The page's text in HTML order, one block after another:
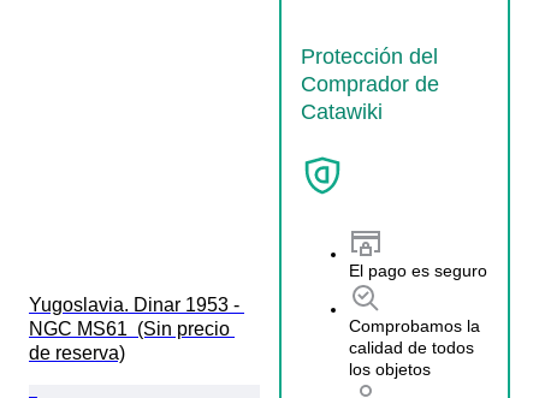
Protección del
Comprador de
Catawiki
El pago es seguro
Comprobamos la
calidad de todos
los objetos
Yugoslavia. Dinar 1953 -
NGC MS61  (Sin precio
de reserva)